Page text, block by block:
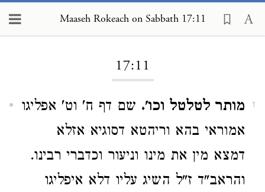
Maaseh Rokeach on Sabbath 17:11
17:11
1 מותר לטלטל וכו'. שם דף ח' וט' אפליגו
אמוראי בהא וריהטא דסוגיא אזלא
דמצא מין את מינו וניעור וכדברי רבינו.
והראב"ד ז"ל השיג עליו דלא איפליגו